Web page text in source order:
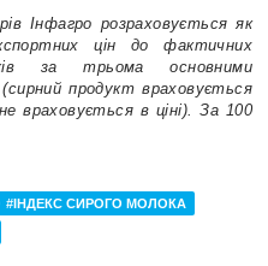
Інфагро розраховується як
цін до фактичних
за трьома основними
продукт враховується
враховується в ціні). За 100
#ІНДЕКС СИРОГО МОЛОКА